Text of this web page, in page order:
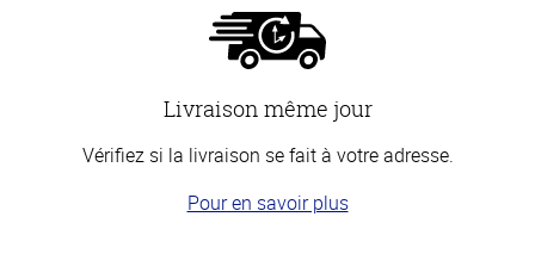
Livraison même jour
Vérifiez si la livraison se fait à votre adresse.
Pour en savoir plus